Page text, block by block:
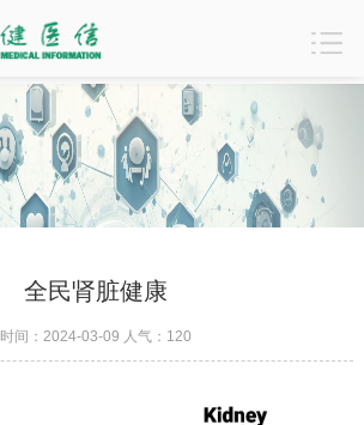
业动态
全民肾脏健康
时间：2024-03-09 人气： 120